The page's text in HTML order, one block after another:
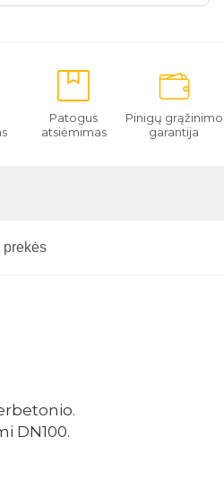
Patogus
atsiėmimas
Pinigų grąžinimo
garantija
prekės
DN100.